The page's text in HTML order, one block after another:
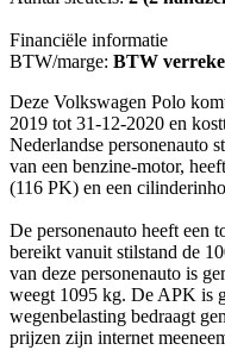
Financiële informatie
BTW/marge: BTW
Deze Volkswagen Polo
2019 tot 31-12-2020 en
Nederlandse personenauto
van een benzine-motor,
(116 PK) en een
De personenauto heeft een
bereikt vanuit stilstand de
van deze personenauto is
weegt 1095 kg. De APK is
wegenbelasting bedraagt
prijzen zijn internet